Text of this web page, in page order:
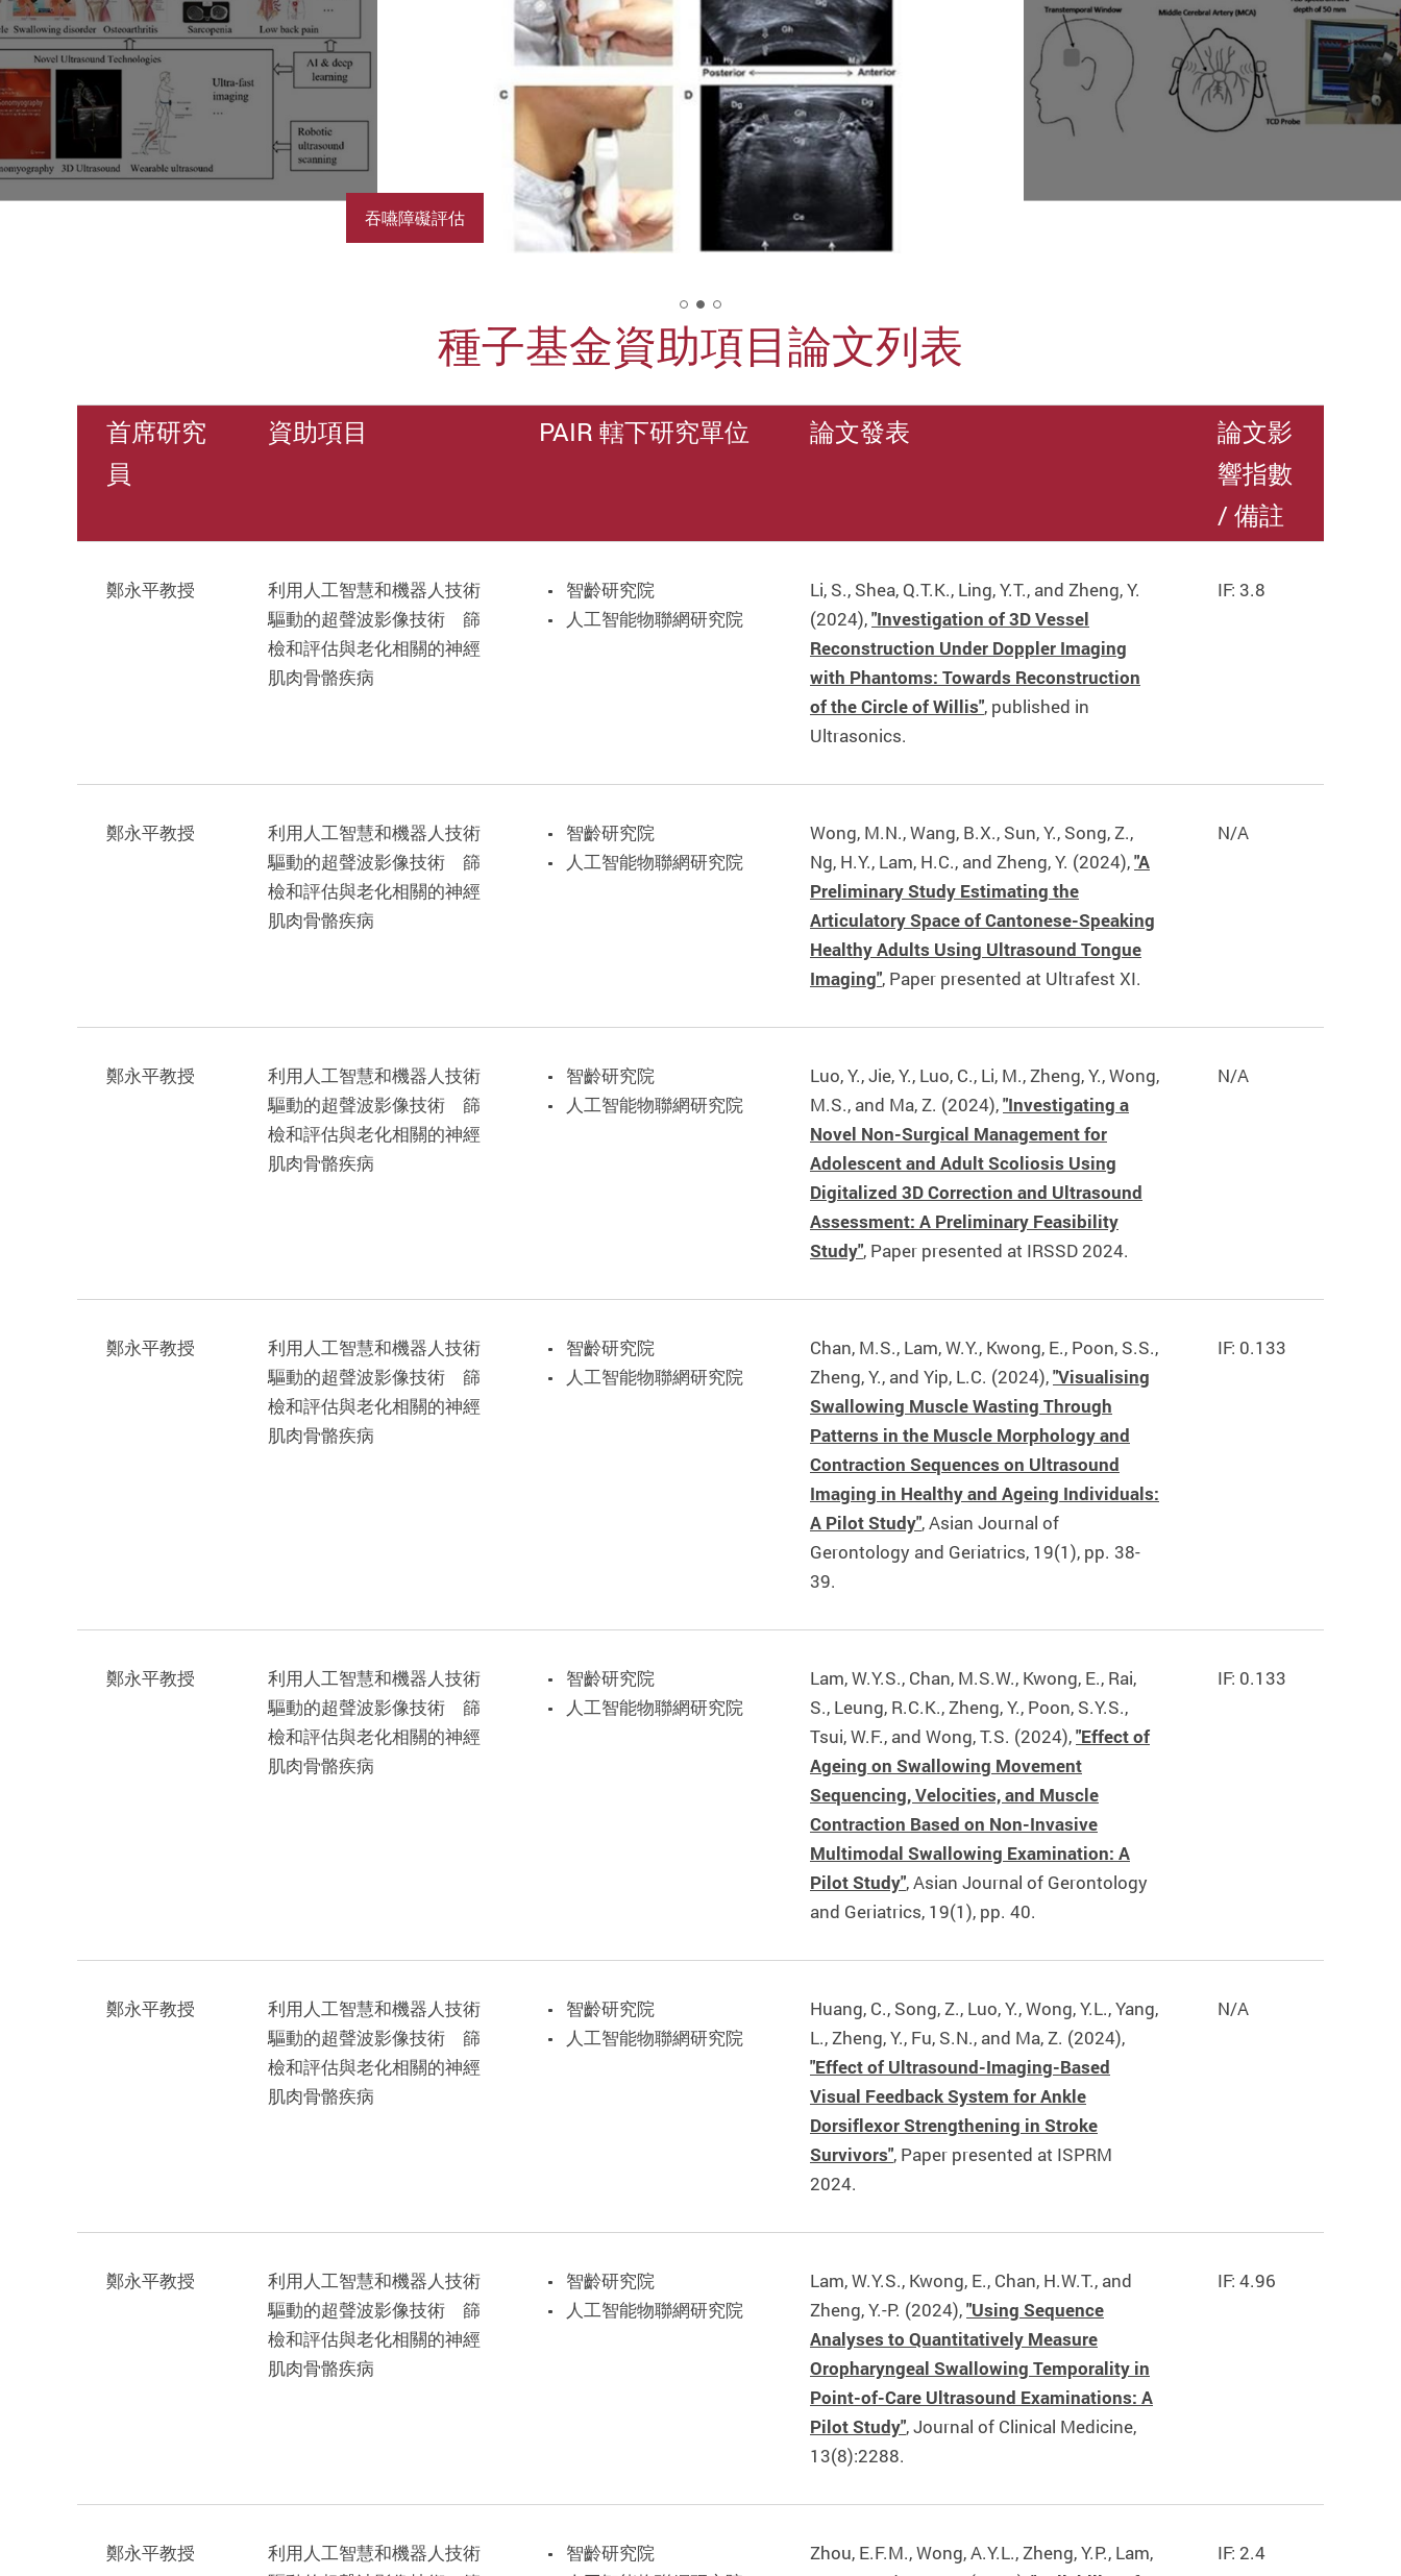
吞嚥障礙評估
種子基金資助項目論文列表
首席研究
員
資助項目 PAIR 轄下研究單位 論文發表
論文影
響指數
/ 備註
鄭永平教授
利用人工智慧和機器人技術
驅動的超聲波影像技術 篩
檢和評估與老化相關的神經
肌肉骨骼疾病
智齡研究院
人工智能物聯網研究院
Li, S., Shea, Q.T.K., Ling, Y.T., and Zheng, Y.
(2024),"Investigation of 3D Vessel
Reconstruction Under Doppler Imaging
with Phantoms: Towards Reconstruction
of the Circle of Willis", published in
Ultrasonics.
IF: 3.8
鄭永平教授
利用人工智慧和機器人技術
驅動的超聲波影像技術 篩
檢和評估與老化相關的神經
肌肉骨骼疾病
智齡研究院
人工智能物聯網研究院
Wong, M.N., Wang, B.X., Sun, Y., Song, Z.,
Ng, H.Y., Lam, H.C., and Zheng, Y. (2024),"A
Preliminary Study Estimating the
Articulatory Space of Cantonese-Speaking
Healthy Adults Using Ultrasound Tongue
Imaging", Paper presented at Ultrafest XI.
N/A
鄭永平教授
利用人工智慧和機器人技術
驅動的超聲波影像技術 篩
檢和評估與老化相關的神經
肌肉骨骼疾病
智齡研究院
人工智能物聯網研究院
Luo, Y., Jie, Y., Luo, C., Li, M., Zheng, Y., Wong,
M.S., and Ma, Z. (2024),"Investigating a
Novel Non-Surgical Management for
Adolescent and Adult Scoliosis Using
Digitalized 3D Correction and Ultrasound
Assessment: A Preliminary Feasibility
Study", Paper presented at IRSSD 2024.
N/A
鄭永平教授
利用人工智慧和機器人技術
驅動的超聲波影像技術 篩
檢和評估與老化相關的神經
肌肉骨骼疾病
智齡研究院
人工智能物聯網研究院
Chan, M.S., Lam, W.Y., Kwong, E., Poon, S.S.,
Zheng, Y., and Yip, L.C. (2024),"Visualising
Swallowing Muscle Wasting Through
Patterns in the Muscle Morphology and
Contraction Sequences on Ultrasound
Imaging in Healthy and Ageing Individuals:
A Pilot Study", Asian Journal of
Gerontology and Geriatrics, 19(1), pp. 38-
39.
IF: 0.133
鄭永平教授
利用人工智慧和機器人技術
驅動的超聲波影像技術 篩
檢和評估與老化相關的神經
肌肉骨骼疾病
智齡研究院
人工智能物聯網研究院
Lam, W.Y.S., Chan, M.S.W., Kwong, E., Rai,
S., Leung, R.C.K., Zheng, Y., Poon, S.Y.S.,
Tsui, W.F., and Wong, T.S. (2024),"Effect of
Ageing on Swallowing Movement
Sequencing, Velocities, and Muscle
Contraction Based on Non-Invasive
Multimodal Swallowing Examination: A
Pilot Study", Asian Journal of Gerontology
and Geriatrics, 19(1), pp. 40.
IF: 0.133
鄭永平教授
利用人工智慧和機器人技術
驅動的超聲波影像技術 篩
檢和評估與老化相關的神經
肌肉骨骼疾病
智齡研究院
人工智能物聯網研究院
Huang, C., Song, Z., Luo, Y., Wong, Y.L., Yang,
L., Zheng, Y., Fu, S.N., and Ma, Z. (2024),
"Effect of Ultrasound-Imaging-Based
Visual Feedback System for Ankle
Dorsiflexor Strengthening in Stroke
Survivors", Paper presented at ISPRM
2024.
N/A
鄭永平教授
利用人工智慧和機器人技術
驅動的超聲波影像技術 篩
檢和評估與老化相關的神經
肌肉骨骼疾病
智齡研究院
人工智能物聯網研究院
Lam, W.Y.S., Kwong, E., Chan, H.W.T., and
Zheng, Y.-P. (2024),"Using Sequence
Analyses to Quantitatively Measure
Oropharyngeal Swallowing Temporality in
Point-of-Care Ultrasound Examinations: A
Pilot Study", Journal of Clinical Medicine,
13(8):2288.
IF: 4.96
鄭永平教授
利用人工智慧和機器人技術
智齡研究院
Zhou, E.F.M., Wong, A.Y.L., Zheng, Y.P., Lam,
IF: 2.4